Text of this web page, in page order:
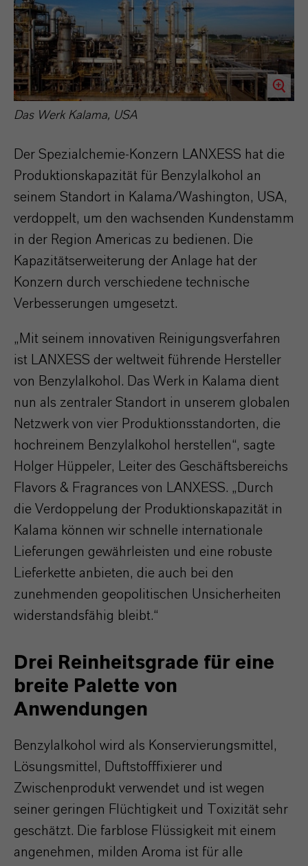
Das Werk Kalama, USA
Der Spezialchemie-Konzern LANXESS hat die
Produktionskapazität für Benzylalkohol an
seinem Standort in Kalama/Washington, USA,
verdoppelt, um den wachsenden Kundenstamm
in der Region Americas zu bedienen. Die
Kapazitätserweiterung der Anlage hat der
Konzern durch verschiedene technische
Verbesserungen umgesetzt.
„Mit seinem innovativen Reinigungsverfahren
ist LANXESS der weltweit führende Hersteller
von Benzylalkohol. Das Werk in Kalama dient
nun als zentraler Standort in unserem globalen
Netzwerk von vier Produktionsstandorten, die
hochreinem Benzylalkohol herstellen“, sagte
Holger Hüppeler, Leiter des Geschäftsbereichs
Flavors & Fragrances von LANXESS. „Durch
die Verdoppelung der Produktionskapazität in
Kalama können wir schnelle internationale
Lieferungen gewährleisten und eine robuste
Lieferkette anbieten, die auch bei den
zunehmenden geopolitischen Unsicherheiten
widerstandsfähig bleibt.“
Drei Reinheitsgrade für eine
breite Palette von
Anwendungen
Benzylalkohol wird als Konservierungsmittel,
Lösungsmittel, Duftstofffixierer und
Zwischenprodukt verwendet und ist wegen
seiner geringen Flüchtigkeit und Toxizität sehr
geschätzt. Die farblose Flüssigkeit mit einem
angenehmen, milden Aroma ist für alle